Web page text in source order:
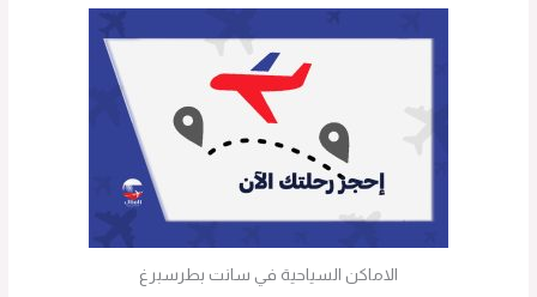
الاماكن السياحية في سانت بطرسبرغ